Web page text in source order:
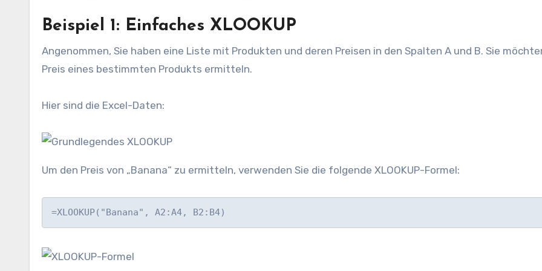
Beispiel 1: Einfaches XLOOKUP
Angenommen, Sie haben eine Liste mit Produkten und deren Preisen in den Spalten A und B. Sie
Preis eines bestimmten Produkts ermitteln.
Hier sind die Excel-Daten:
Um den Preis von „Banana“ zu ermitteln, verwenden Sie die folgende XLOOKUP-Formel:
=XLOOKUP("Banana", A2:A4, B2:B4)